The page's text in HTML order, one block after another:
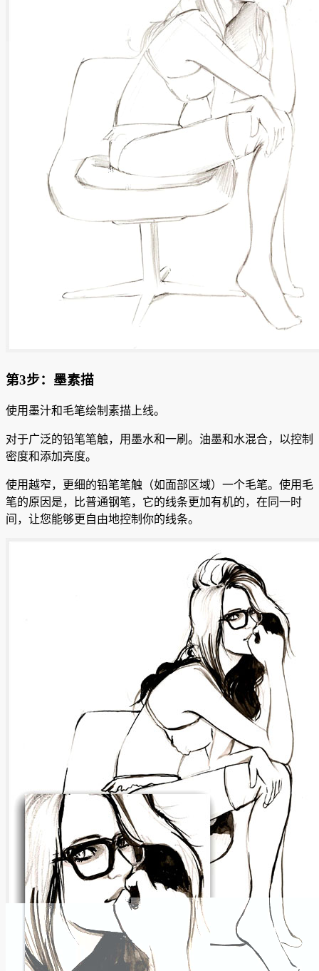
第3步：墨素描
使用墨汁和毛笔绘制素描上线。
对于广泛的铅笔笔触，用墨水和一刷。 油墨和水混合，以控制
密度和添加亮度。
使用越窄，更细的铅笔笔触（如面部区域）一个毛笔。 使用毛
笔的原因是，比普通钢笔，它的线条更加有机的，在同一时
间，让您能够更自由地控制你的线条。